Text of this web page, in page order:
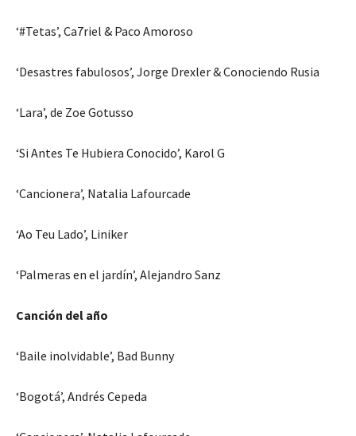
‘#Tetas’, Ca7riel & Paco Amoroso
‘Desastres fabulosos’, Jorge Drexler & Conociendo Rusia
‘Lara’, de Zoe Gotusso
‘Si Antes Te Hubiera Conocido’, Karol G
‘Cancionera’, Natalia Lafourcade
‘Ao Teu Lado’, Liniker
‘Palmeras en el jardín’, Alejandro Sanz
Canción del año
‘Baile inolvidable’, Bad Bunny
‘Bogotá’, Andrés Cepeda